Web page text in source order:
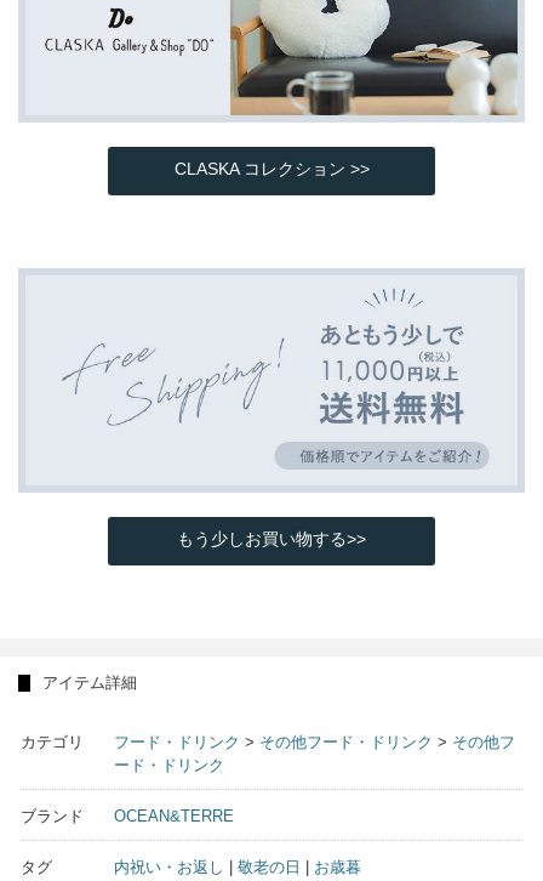
CLASKA コレクション >>
もう少しお買い物する>>
アイテム詳細
カテゴリ フード・ドリンク > その他フード・ドリンク > その他フ
ード・ドリンク
ブランド OCEAN&TERRE
タグ 内祝い・お返し | 敬老の日 | お歳暮